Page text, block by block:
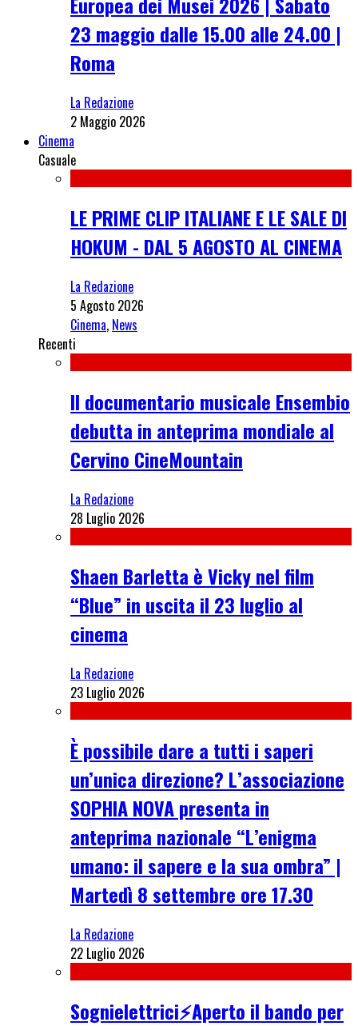
23 maggio dalle 15.00 alle 24.00 |
Roma
La Redazione
2 Maggio 2026
Cinema
Casuale
LE PRIME CLIP ITALIANE E LE SALE DI
HOKUM - DAL 5 AGOSTO AL CINEMA
La Redazione
5 Agosto 2026
Cinema, News
Recenti
Il documentario musicale Ensembio
debutta in anteprima mondiale al
Cervino CineMountain
La Redazione
28 Luglio 2026
Shaen Barletta è Vicky nel film
“Blue” in uscita il 23 luglio al
cinema
La Redazione
23 Luglio 2026
È possibile dare a tutti i saperi
un’unica direzione? L’associazione
SOPHIA NOVA presenta in
anteprima nazionale “L’enigma
umano: il sapere e la sua ombra” |
Martedì 8 settembre ore 17.30
La Redazione
22 Luglio 2026
Sognielettrici⚡Aperto il bando per